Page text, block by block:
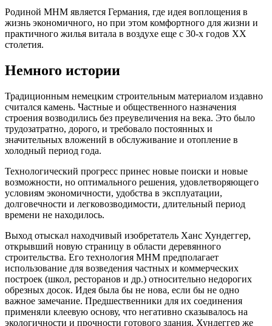
Родиной МНМ является Германия, где идея воплощения в
жизнь экономичного, но при этом комфортного для жизни и
практичного жилья витала в воздухе еще с 30-х годов ХХ
столетия.
Немного истории
Традиционным немецким строительным материалом издавно
считался камень. Частные и общественного назначения
строения возводились без преувеличения на века. Это было
трудозатратно, дорого, и требовало постоянных и
значительных вложений в обслуживание и отопление в
холодный период года.
Технологический прогресс принес новые поиски и новые
возможности, но оптимального решения, удовлетворяющего
условиям экономичности, удобства в эксплуатации,
долговечности и легковозводимости, длительный период
времени не находилось.
Выход отыскал находчивый изобретатель Ханс Хундеггер,
открывший новую страницу в области деревянного
строительства. Его технология МНМ предполагает
использование для возведения частных и коммерческих
построек (школ, ресторанов и др.) относительно недорогих
обрезных досок. Идея была бы не нова, если бы не одно
важное замечание. Предшественники для их соединения
применяли клеевую основу, что негативно сказывалось на
экологичности и прочности готового здания. Хундеггер же